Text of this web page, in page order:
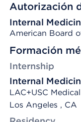
Autorización
Internal
American Board
Formación
Internship
Internal
LAC+USC
Los Angeles , CA